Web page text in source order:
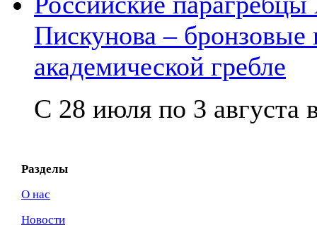
Пискунова –
академической гребле
С 28 июля по 3 августа
Разделы
О нас
Новости